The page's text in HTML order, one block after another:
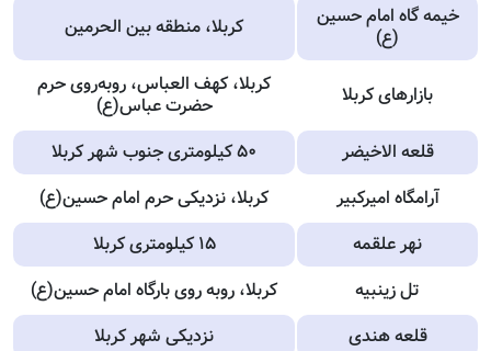
خیمه گاه امام حسین
(ع)
کربلا، منطقه بین الحرمین
بازارهای کربلا
کربلا، کهف العباس، روبه‌روی حرم
حضرت عباس(ع)
قلعه الاخیضر
۵۰ کیلومتری جنوب شهر کربلا
آرامگاه امیرکبیر
کربلا، نزدیکی حرم امام حسین(ع)
نهر علقمه
۱۵ کیلومتری کربلا
تل زینبیه
کربلا، روبه‌ روی بارگاه امام حسین(ع)
قلعه هندی
نزدیکی شهر کربلا